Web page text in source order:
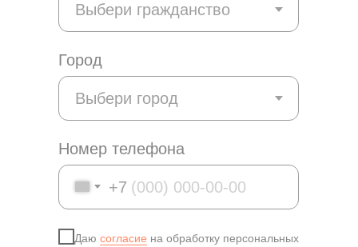
Город
Номер телефона
+7
Даю согласие на обработку персональных